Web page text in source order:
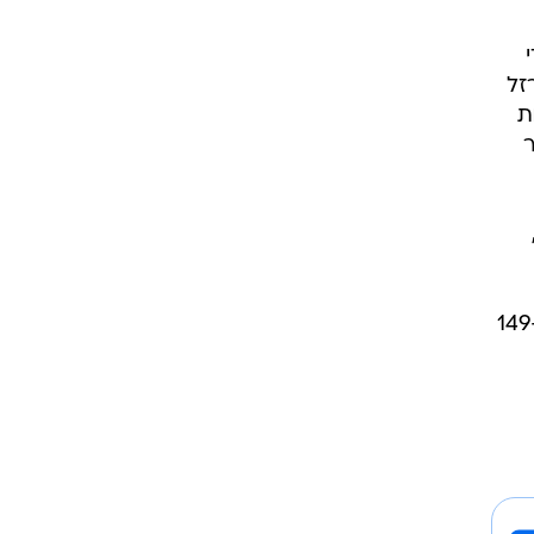
מכירת הכרטיסים נפתחת היום באתר התיאטרון העברי ובאתר "לאן", במחירים שנעים בין 119 ל-149